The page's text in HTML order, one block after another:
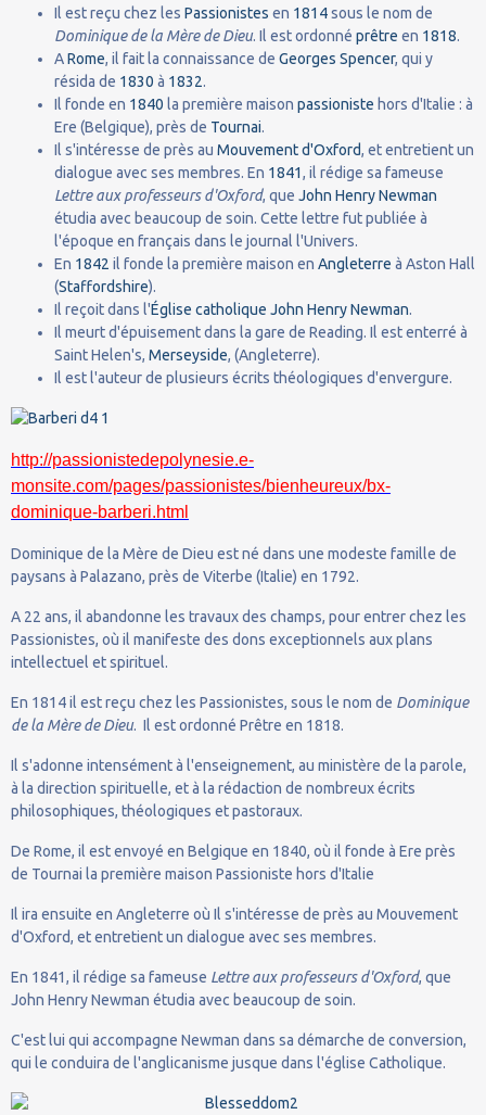
Il est reçu chez les Passionistes en 1814sous le nom de
Dominique de la Mère de Dieu. Il est ordonné prêtre en 1818.
ARome, il fait la connaissance de Georges Spencer, qui y
résida de 1830 à 1832.
Il fonde en 1840 la première maison passioniste hors d'Italie : à
Ere (Belgique), près de Tournai.
Il s'intéresse de près au Mouvement d'Oxford, et entretient un
dialogue avec ses membres. En 1841, il rédige sa fameuse
Lettre aux professeurs d'Oxford, que John Henry Newman
étudia avec beaucoup de soin. Cette lettre fut publiée à
l'époque en français dans le journal l'Univers.
En 1842 il fonde la première maison en Angleterre à Aston Hall
(Staffordshire).
Il reçoit dans l'Église catholique John Henry Newman.
Il meurt d'épuisement dans la gare de Reading. Il est enterré à
Saint Helen's, Merseyside, (Angleterre).
Il est l'auteur de plusieurs écrits théologiques d'envergure.
http://passionistedepolynesie.e-
monsite.com/pages/passionistes/bienheureux/bx-
dominique-barberi.html
Dominique de la Mère de Dieu est né dans une modeste famille de
paysans à Palazano, près de Viterbe (Italie) en 1792.
A 22 ans, il abandonne les travaux des champs, pour entrer chez les
Passionistes, où il manifeste des dons exceptionnels aux plans
intellectuel et spirituel.
En 1814 il est reçu chez les Passionistes, sous le nom de Dominique
de la Mère de Dieu. Il est ordonné Prêtre en 1818.
Il s'adonne intensément à l'enseignement, au ministère de la parole,
à la direction spirituelle, et à la rédaction de nombreux écrits
philosophiques, théologiques et pastoraux.
De Rome, il est envoyé en Belgique en 1840, où il fonde à Ere près
de Tournai la première maison Passioniste hors d'Italie
Il ira ensuite en Angleterre où Il s'intéresse de près au Mouvement
d'Oxford, et entretient un dialogue avec ses membres.
En 1841, il rédige sa fameuse Lettre aux professeurs d'Oxford, que
John Henry Newman étudia avec beaucoup de soin.
C'est lui qui accompagne Newman dans sa démarche de conversion,
qui le conduira de l'anglicanisme jusque dans l'église Catholique.